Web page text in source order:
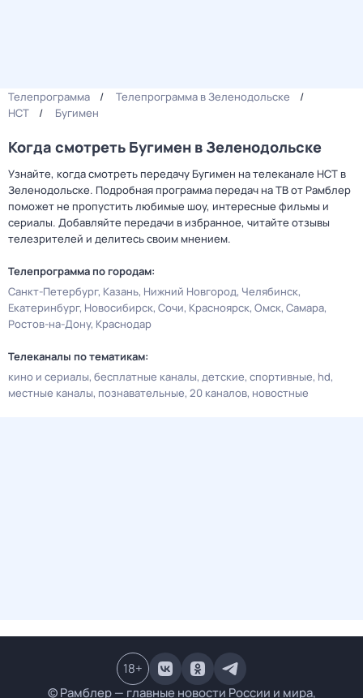
Телепрограмма
Телепрограмма в Зеленодольске
НСТ
Бугимен
Когда смотреть Бугимен в Зеленодольске
Узнайте, когда смотреть передачу Бугимен на телеканале НСТ в
Зеленодольске. Подробная программа передач на ТВ от Рамблер
поможет не пропустить любимые шоу, интересные фильмы и
сериалы. Добавляйте передачи в избранное, читайте отзывы
телезрителей и делитесь своим мнением.
Телепрограмма по городам:
Санкт-Петербург Казань Нижний Новгород Челябинск
Екатеринбург Новосибирск Сочи Красноярск Омск Самара
Ростов-на-Дону Краснодар
Телеканалы по тематикам:
кино и сериалы бесплатные каналы детские спортивные hd
местные каналы познавательные 20 каналов новостные
© Рамблер — главные новости России и мира,
18+